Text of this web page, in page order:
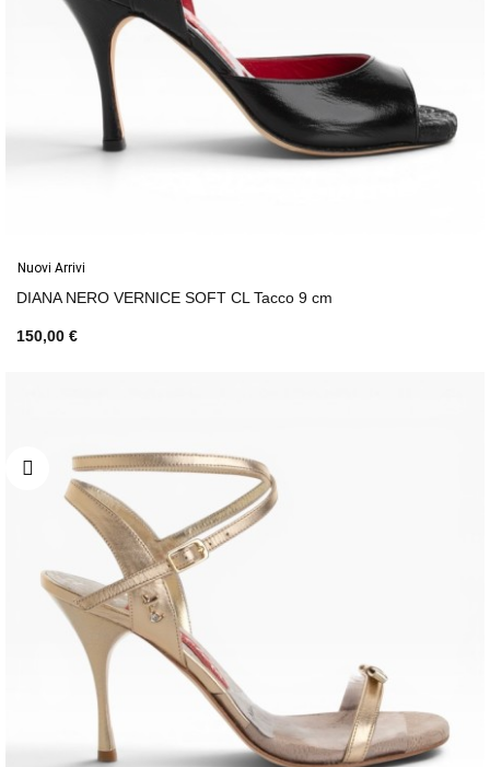
Nuovi Arrivi
DIANA NERO VERNICE SOFT CL Tacco 9 cm
150,00 €